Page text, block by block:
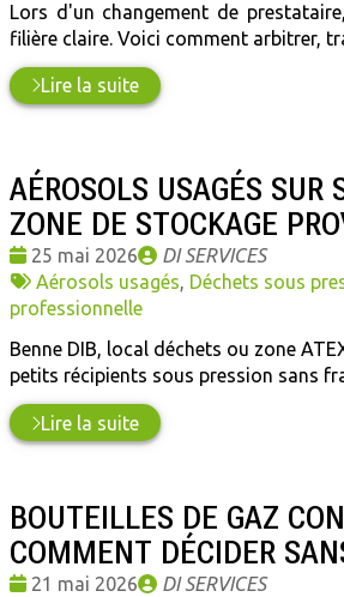
Lors d'un changement de
filière claire. Voici comment arbitrer,
Lire la suite
AÉROSOLS USAGÉS
ZONE DE STOCKAGE
Date
:
25 mai 2026
Publié
par
DI SERVICES
Tags
:
Aérosols usagés, Déchets sous
professionnelle
Benne DIB, local déchets ou zone
petits récipients sous pression sans
Lire la suite
BOUTEILLES DE GAZ
COMMENT DÉCIDER
Date
21 mai 2026
Publié
DI SERVICES